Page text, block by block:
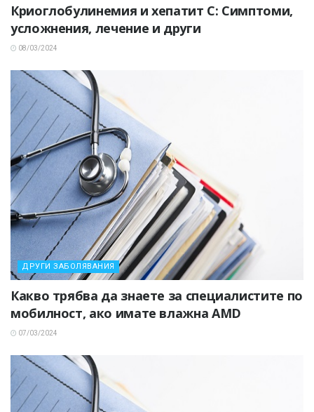
Криоглобулинемия и хепатит C: Симптоми,
усложнения, лечение и други
08/03/2024
ДРУГИ ЗАБОЛЯВАНИЯ
Какво трябва да знаете за специалистите по
мобилност, ако имате влажна AMD
07/03/2024